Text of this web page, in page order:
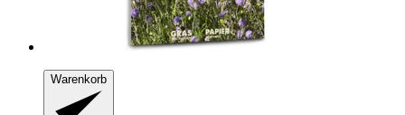
Warenkorb